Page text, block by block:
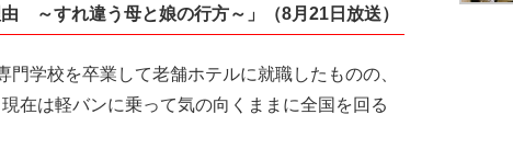
～すれ違う母と娘の行方～」（8月21日放送）
学校を卒業して老舗ホテルに就職したものの、
在は軽バンに乗って気の向くままに全国を回る